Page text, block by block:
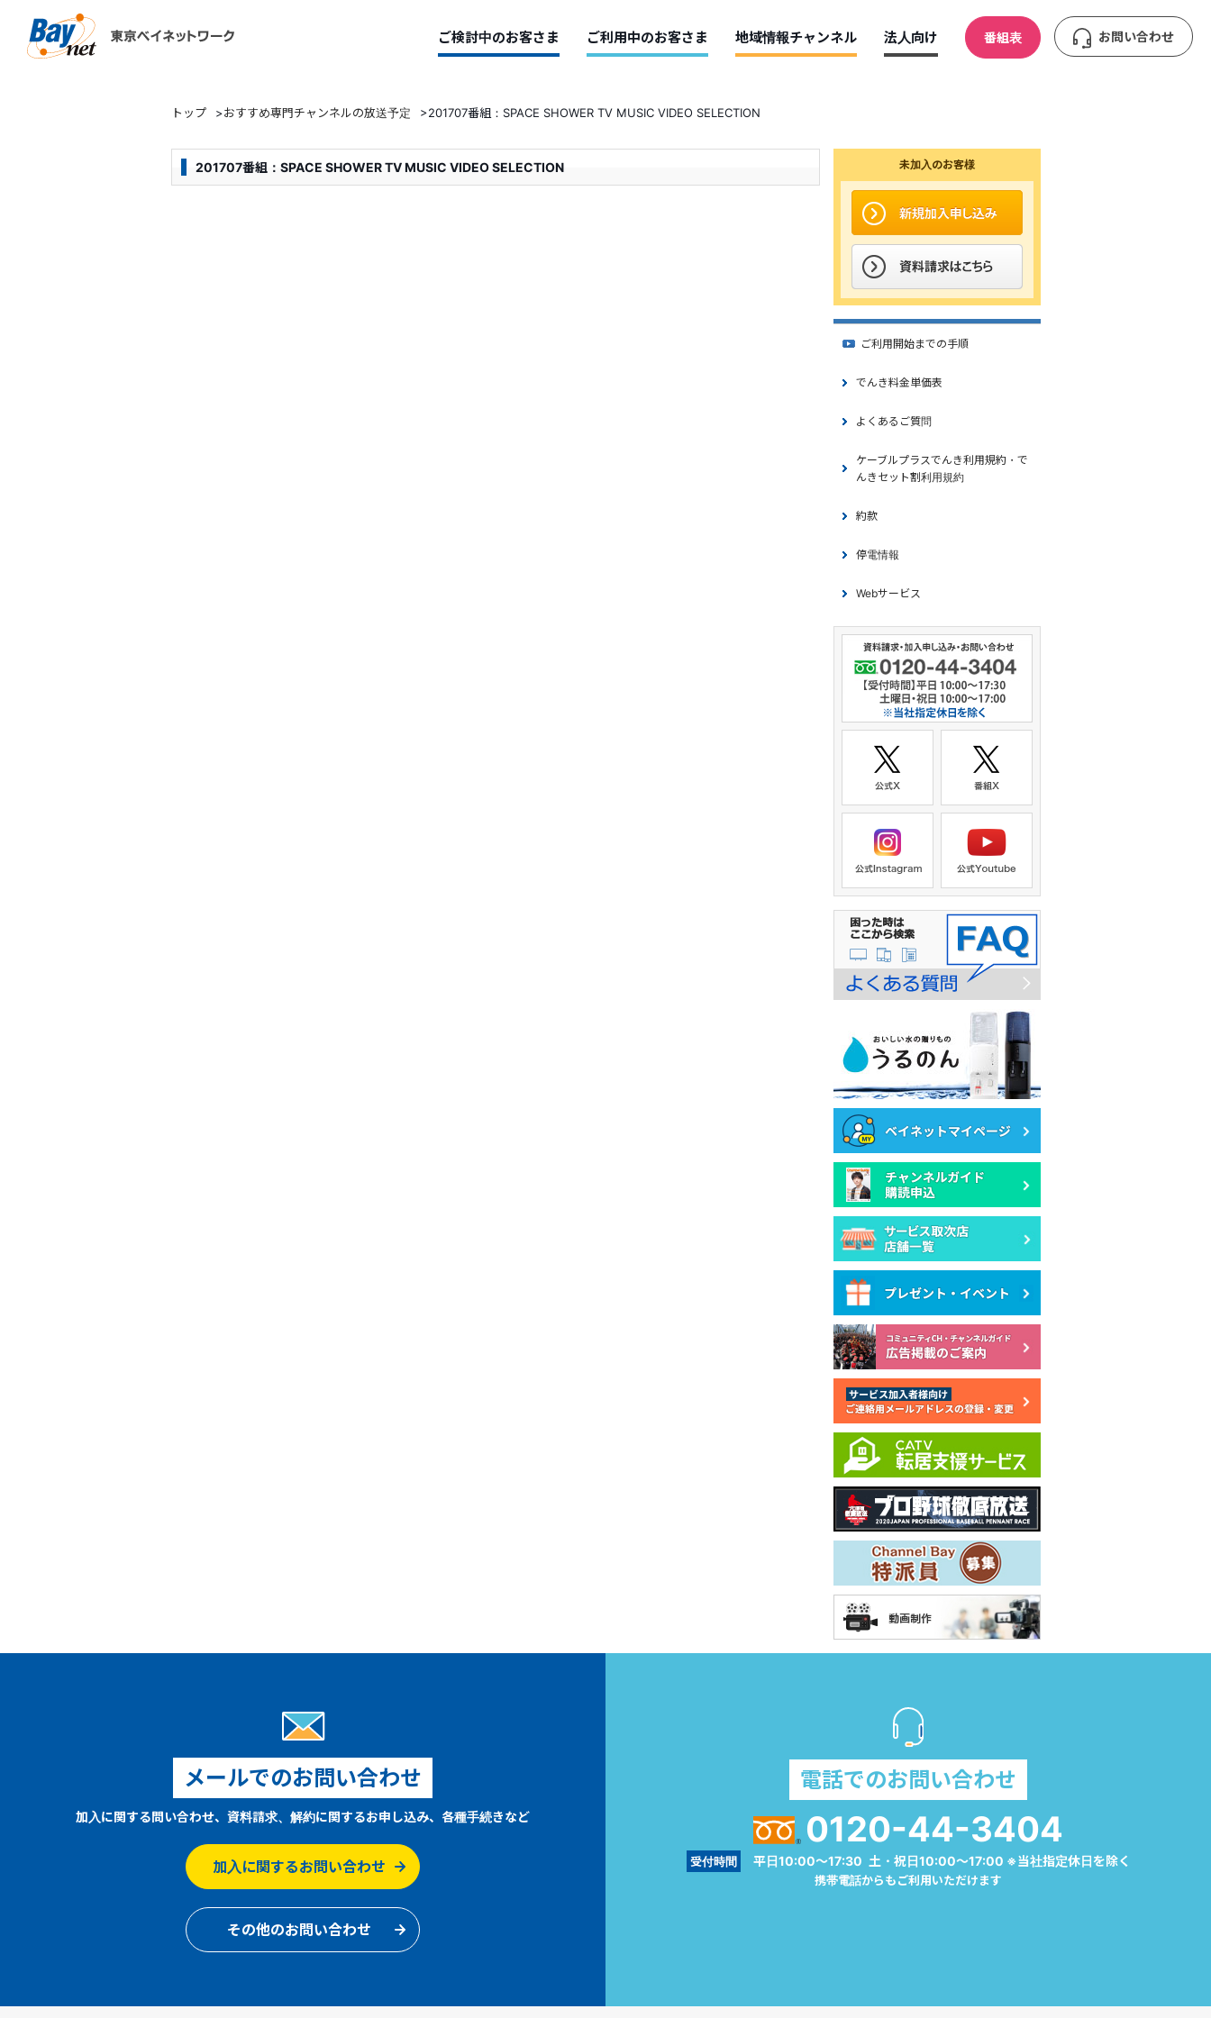
ご検討中のお客さま ご利用中のお客さま 地域情報チャンネル 法人向け 番組表 お問い合わせ
トップ >おすすめ専門チャンネルの放送予定 >201707番組：SPACE SHOWER TV MUSIC VIDEO SELECTION
201707番組：SPACE SHOWER TV MUSIC VIDEO SELECTION 未加入のお客様
ご利用開始までの手順
でんき料金単価表
よくあるご質問
ケーブルプラスでんき利用規約・で
んきセット割利用規約
約款
停電情報
Webサービス
メールでのお問い合わせ
加入に関する問い合わせ、資料請求、解約に関するお申し込み、各種手続きなど
加入に関するお問い合わせ
その他のお問い合わせ
電話でのお問い合わせ
0120-44-3404
受付時間 平日10:00～17:30 土・祝日10:00～17:00 ※当社指定休日を除く
携帯電話からもご利用いただけます